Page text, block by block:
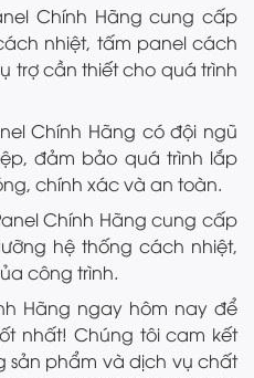
Chính Hãng cung cấp
nhiệt, tấm panel cách
trợ cần thiết cho quá trình
Chính Hãng có đội ngũ
đảm bảo quá trình lắp
chính xác và an toàn.
Chính Hãng cung cấp
hệ thống cách nhiệt,
công trình.
Hãng ngay hôm nay để
nhất! Chúng tôi cam kết
sản phẩm và dịch vụ chất